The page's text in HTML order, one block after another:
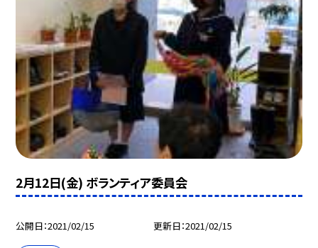
2月12日(金) ボランティア委員会
公開日 2021/02/15 更新日 2021/02/15